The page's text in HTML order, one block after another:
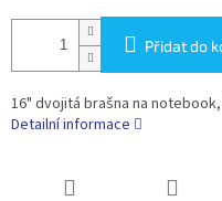
Přidat do
16" dvojitá brašna na
Detailní informace